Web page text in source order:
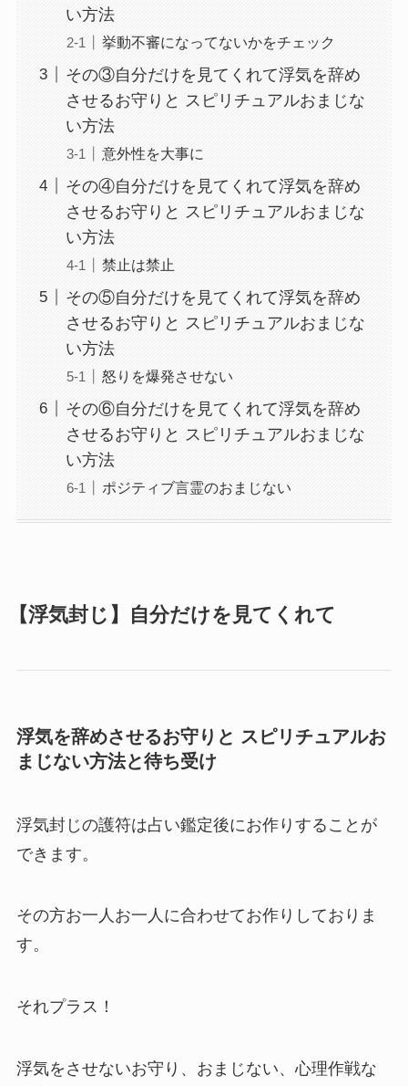
い方法
挙動不審になってないかをチェック
その③自分だけを見てくれて浮気を辞め
させるお守りと スピリチュアルおまじな
い方法
意外性を大事に
その④自分だけを見てくれて浮気を辞め
させるお守りと スピリチュアルおまじな
い方法
禁止は禁止
その⑤自分だけを見てくれて浮気を辞め
させるお守りと スピリチュアルおまじな
い方法
怒りを爆発させない
その⑥自分だけを見てくれて浮気を辞め
させるお守りと スピリチュアルおまじな
い方法
ポジティブ言霊のおまじない
【浮気封じ】自分だけを見てくれて
浮気を辞めさせるお守りと スピリチュアルお
まじない方法と待ち受け
浮気封じの護符は占い鑑定後にお作りすることが
できます。
その方お一人お一人に合わせてお作りしておりま
す。
それプラス！
浮気をさせないお守り、おまじない、心理作戦な